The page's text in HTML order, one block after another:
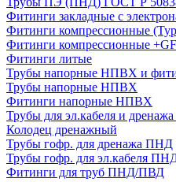
Фитинги закладные с
Фитинги компрессионные
Фитинги компрессионные
Фитинги литые
Трубы напорные НПВХ и
Трубы напорные НПВХ
Фитинги напорные НПВХ
Трубы для эл.кабеля и
Колодец дренажный
Трубы гофр. для дренажа ПНД
Трубы гофр. для эл.кабеля
Фитинги для труб ПНД/ПВД